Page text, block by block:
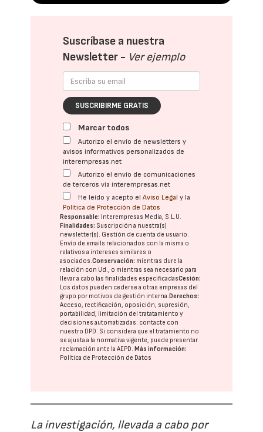
Suscríbase a nuestra
Newsletter - Ver ejemplo
SUSCRIBIRME GRATIS
Marcar todos
Autorizo el envío de newsletters y
avisos informativos personalizados de
interempresas.net
Autorizo el envío de comunicaciones
de terceros vía interempresas.net
He leído y acepto elAviso Legal y la
Política de Protección de Datos
Responsable: Interempresas Media, S.L.U.
Finalidades: Suscripción a nuestra(s)
newsletter(s). Gestión de cuenta de usuario.
Envío de emails relacionados con la misma o
relativos a intereses similares o
asociados.Conservación: mientras dure la
relación con Ud., o mientras sea necesario para
llevar a cabo las finalidades especificadasCesión:
Los datos pueden cederse a otras empresas del
grupo por motivos de gestión interna. Derechos:
Acceso, rectificación, oposición, supresión,
portabilidad, limitación del tratatamiento y
decisiones automatizadas: contacte con
nuestro DPD. Si considera que el tratamiento no
se ajusta a la normativa vigente, puede presentar
reclamación ante laAEPD. Más información:
Política de Protección de Datos
La investigación, llevada a cabo por